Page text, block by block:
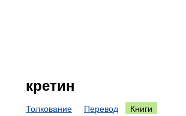
кретин
Толкование Перевод
Книги